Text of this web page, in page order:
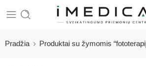
Pradžia Produktai su žymomis